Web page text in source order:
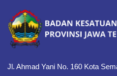
Jl. Ahmad Yani No. 160 Kota